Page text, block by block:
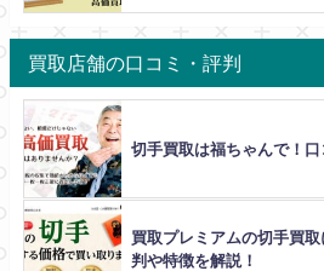
買取店舗の口コミ・評判
切手買取は福ちゃんで！
買取プレミアムの切手買
判や特徴を解説！